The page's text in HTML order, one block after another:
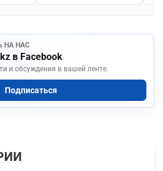
НА НАС
в Facebook
и обсуждения в вашей ленте.
Подписаться